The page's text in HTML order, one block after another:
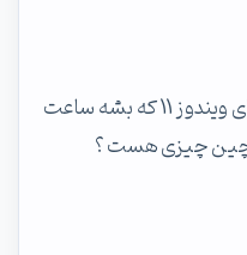
دوستان کسی تایم سرور ایرانی برای ویندوز 11 که بشه ساعت
همچین چیزی هست ؟